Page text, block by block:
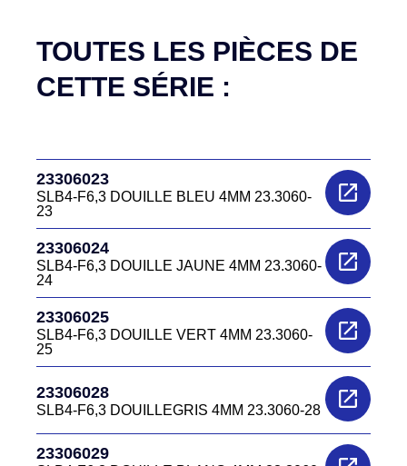
TOUTES LES PIÈCES DE
CETTE SÉRIE :
23306023
SLB4-F6,3 DOUILLE BLEU 4MM 23.3060-
23
23306024
SLB4-F6,3 DOUILLE JAUNE 4MM 23.3060-
24
23306025
SLB4-F6,3 DOUILLE VERT 4MM 23.3060-
25
23306028
SLB4-F6,3 DOUILLEGRIS 4MM 23.3060-28
23306029